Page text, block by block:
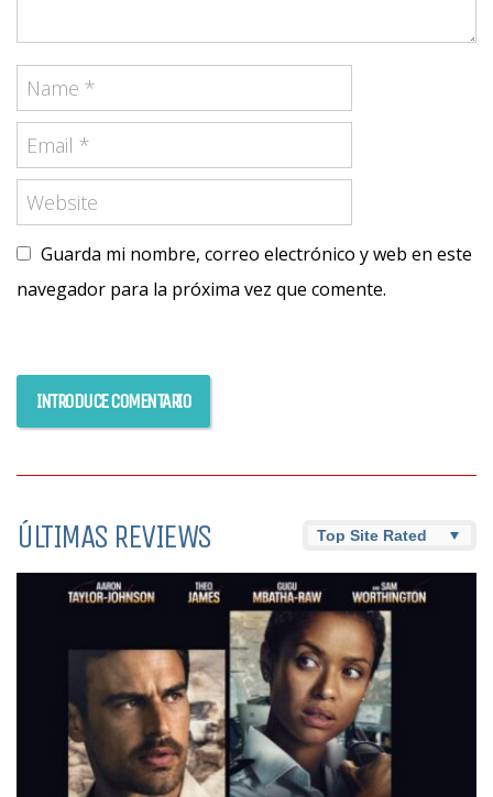
Guarda mi nombre, correo electrónico y web en este
navegador para la próxima vez que comente.
ÚLTIMAS REVIEWS